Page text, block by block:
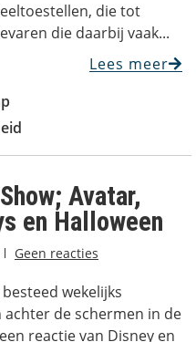
die tot
die daarbij vaak...
Lees meer
Avatar,
en Halloween
Geen reacties
wekelijks
de schermen in de
reactie van Disney en